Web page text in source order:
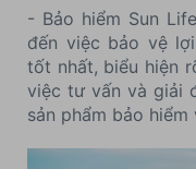
- Bảo hiểm Sun
đến việc bảo vệ
tốt nhất, biểu hiện
việc tư vấn và giải
sản phẩm bảo